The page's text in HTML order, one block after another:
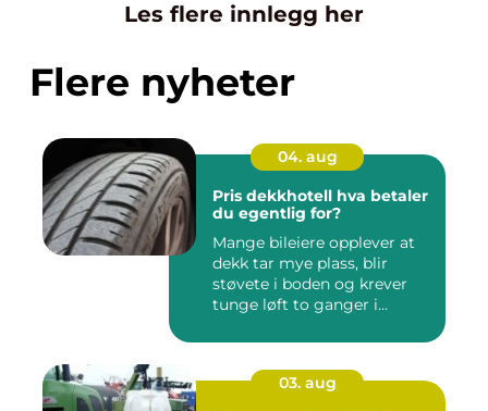
Les flere innlegg her
Flere nyheter
04. aug
Pris dekkhotell hva betaler
du egentlig for?
Mange bileiere opplever at
dekk tar mye plass, blir
støvete i boden og krever
tunge løft to ganger i...
03. aug